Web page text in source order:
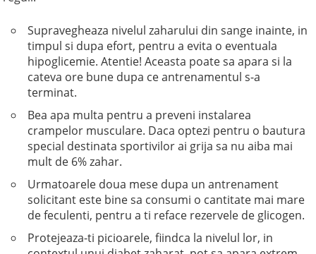
Supravegheaza nivelul zaharului din sange inainte, in
timpul si dupa efort, pentru a evita o eventuala
hipoglicemie. Atentie! Aceasta poate sa apara si la
cateva ore bune dupa ce antrenamentul s-a
terminat.
Bea apa multa pentru a preveni instalarea
crampelor musculare. Daca optezi pentru o bautura
special destinata sportivilor ai grija sa nu aiba mai
mult de 6% zahar.
Urmatoarele doua mese dupa un antrenament
solicitant este bine sa consumi o cantitate mai mare
de feculenti, pentru a ti reface rezervele de glicogen.
Protejeaza-ti picioarele, fiindca la nivelul lor, in